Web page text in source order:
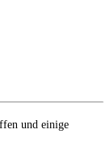
und einige